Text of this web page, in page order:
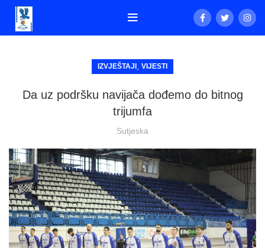
IZVJEŠTAJI VIJESTI
Da uz podršku navijača dođemo do bitnog
trijumfa
Sutjeska